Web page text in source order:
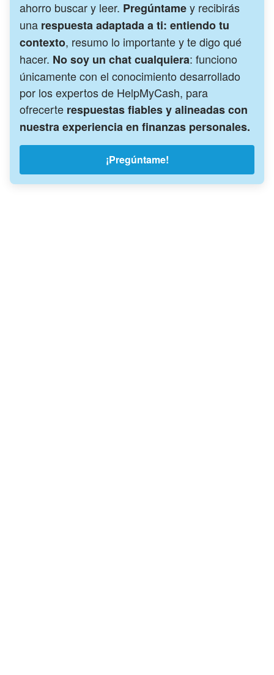
ahorro buscar y leer. Pregúntamey recibirás
una respuesta adaptada a ti: entiendo tu
contexto, resumo lo importante y te digo qué
hacer. No soy un chat cualquiera: funciono
únicamente con el conocimiento desarrollado
por los expertos de HelpMyCash, para
ofrecerte respuestas fiables y alineadas con
nuestra experiencia en finanzas personales.
¡Pregúntame!